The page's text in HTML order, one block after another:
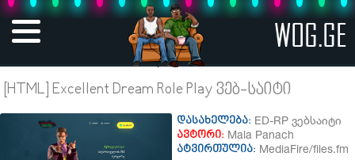
WOG.GE
[HTML] Excellent Dream Role Play ვებ-საიტი
დასახელება: ED-RP ვებსაიტი
ავტორი: Mala Panach
ატვირთულია: MediaFire/files.fm